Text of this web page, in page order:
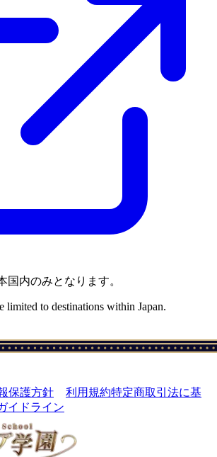
国内のみとなります。
limited to destinations within Japan.
保護方針 利用規約特定商取引法に基
イドライン